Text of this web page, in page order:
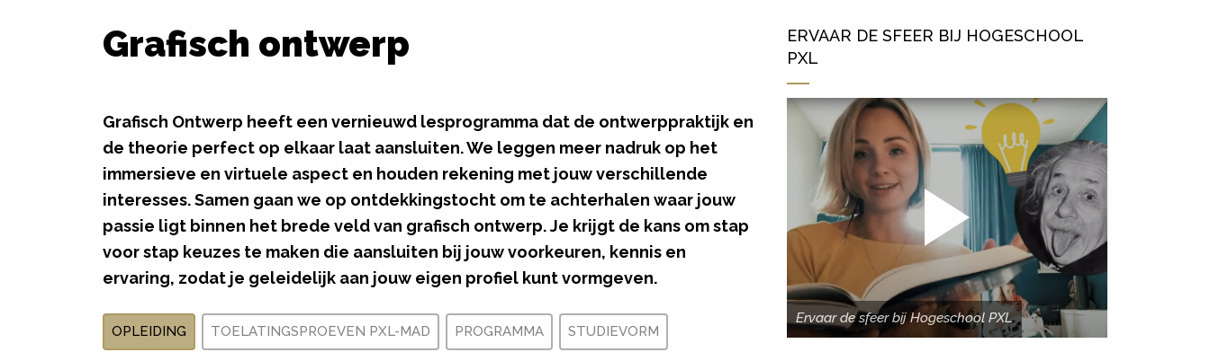
Grafisch ontwerp
Grafisch Ontwerp heeft een vernieuwd lesprogramma dat de ontwerppraktijk en
de theorie perfect op elkaar laat aansluiten. We leggen meer nadruk op het
immersieve en virtuele aspect en houden rekening met jouw verschillende
interesses. Samen gaan we op ontdekkingstocht om te achterhalen waar jouw
passie ligt binnen het brede veld van grafisch ontwerp. Je krijgt de kans om stap
voor stap keuzes te maken die aansluiten bij jouw voorkeuren, kennis en
ervaring, zodat je geleidelijk aan jouw eigen profiel kunt vormgeven.
OPLEIDING TOELATINGSPROEVEN PXL-MAD PROGRAMMA STUDIEVORM
ERVAAR DE SFEER BIJ HOGESCHOOL
PXL
Ervaar de sfeer bij Hogeschool PXL